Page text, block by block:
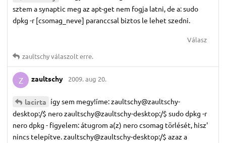
sztem a synaptic meg az apt-get nem fogja latni, de a: sudo
dpkg -r [csomag_neve] paranccsal biztos le lehet szedni.
Válasz
zaultschyválaszolt erre.
Z zaultschy 2009. aug 20.
lacirta így sem megy!íme: zaultschy@zaultschy-
desktop:/$ nero zaultschy@zaultschy-desktop:/$ sudo dpkg -r
nero dpkg - figyelem: átugrom a(z) nero csomag törlését, hisz'
nincs telepítve. zaultschy@zaultschy-desktop:/$ azaz a